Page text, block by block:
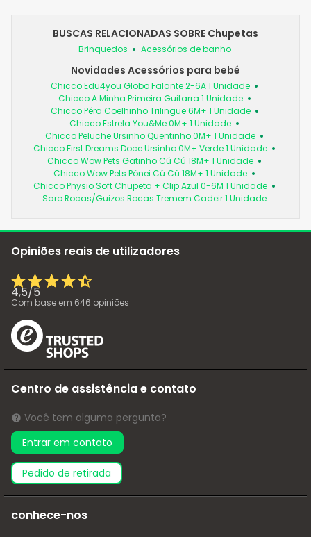
BUSCAS RELACIONADAS SOBRE Chupetas
Brinquedos Acessórios de banho
Novidades Acessórios para bebé
Chicco Edu4you Globo Falante 2-6A 1 Unidade
Chicco A Minha Primeira Guitarra 1 Unidade
Chicco Pêra Coelhinho Trilingue 6M+ 1 Unidade
Chicco Estrela You&Me 0M+ 1 Unidade
Chicco Peluche Ursinho Quentinho 0M+ 1 Unidade
Chicco First Dreams Doce Ursinho 0M+ Verde 1 Unidade
Chicco Wow Pets Gatinho Cú Cú 18M+ 1 Unidade
Chicco Wow Pets Pónei Cú Cú 18M+ 1 Unidade
Chicco Physio Soft Chupeta + Clip Azul 0-6M 1 Unidade
Saro Rocas/Guizos Rocas Tremem Cadeir 1 Unidade
Opiniões reais de utilizadores
4,5/5
Com base em 646 opiniões
Centro de assistência e contato
Você tem alguma pergunta?
Entrar em contato
pedido de retirada
conhece-nos